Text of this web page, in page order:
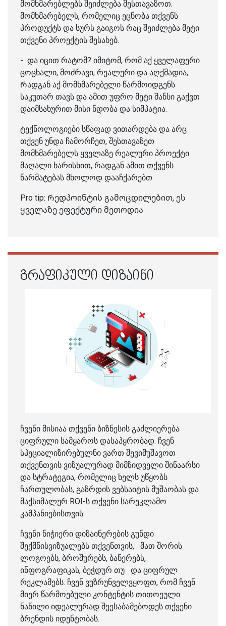
მომხმარებლებს შეიძლება შესთავაზოთ.
მომხმარებელს, რომელიც ეცნობა თქვენს
პროდუქტს და სურს გაიგოს რაც შეიძლება მეტი
თქვენი პროექტის შესახებ.
- და იცით რატომ? იმიტომ, რომ აქ ყველაფერი
ცოცხალი, მოძრავი, რეალური და აღქმადია,
Რადგან აქ მომხმარებელი წარმოიდგენს
საკუთარ თავს და ამით უფრო მეტი შანსი გაქვთ
დაიმსახურით მისი ნდობა და სიმპატია.
ტექნოლოგიები სწაფად ვითარდება და არც
თქვენ უნდა ჩამორჩეთ, შესთავაზეთ
მომხმარებელს ყველაზე რეალური პროექტი
მაღალი ხარისხით, რადგან ამით თქვენს
წარმატებას მხოლოდ დააჩქარებთ.
Pro tip: Რედპოინტის გამოცდილებით, ეს
ყველაზე ეფექტური მეთოდია
ᲒᲠᲐᲤᲘᲙᲣᲚᲘ ᲓᲘᲖᲐᲘᲜᲘ
ჩვენი მისიაა თქვენი ბიზნესის გაძლიერება
ციფრული სამყაროს დასაპყრობად. ჩვენ
სპეციალიზირებულნი ვართ შევიმუშავოთ
თქვენთვის ვიზუალურად მიმზიდველი შინაარსი
და სტრატეგია, რომელიც ხელს უწყობს
ჩართულობას, გაზრდის ვებსაიტის მუშაობას და
მაქსიმალურ ROI-ს თქვენი სარეკლამო
კამპანიებისთვის.
ჩვენი ნიჭიერი დიზაინერების გუნდი
შექმნისვიზუალებს თქვენთვის, მათ შორის
ლოგოებს, ბროშურებს, ბანერებს,
ინფოგრაფიკას, ბეჭდურ თუ და ციფრულ
რეკლამებს. ჩვენ ვუზრუნველვყოფთ, რომ ჩვენ
მიერ წარმოებული კონტენტის თითოეული
ნაწილი იდეალურად შეესაბამებოდეს თქვენი
ბრენდის იდენტობას.